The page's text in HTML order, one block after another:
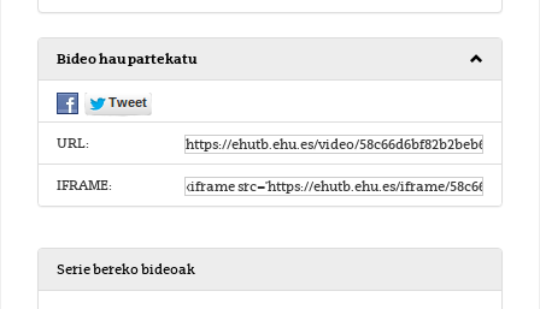
Bideo hau partekatu
URL:
IFRAME:
Serie bereko bideoak